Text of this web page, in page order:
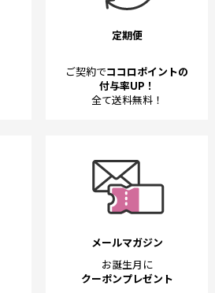
定期便
ご契約でココロポイントの
付与率UP！
全て送料無料！
メールマガジン
お誕生月に
クーポンプレゼント